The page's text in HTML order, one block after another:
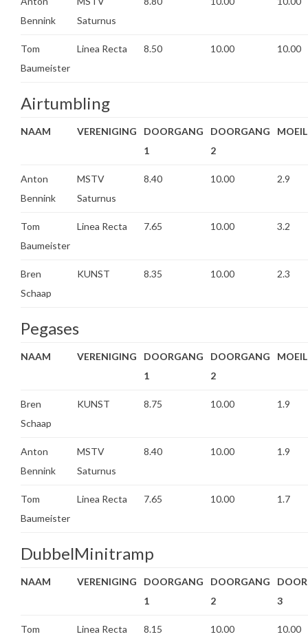
Bennink
Saturnus
Tom
Baumeister
Linea Recta 8.50 10.00 10.00
Airtumbling
NAAM VERENIGING
DOORGANG
1
DOORGANG
2
Anton
Bennink
MSTV
Saturnus
8.40 10.00 2.9
Tom
Baumeister
Linea Recta 7.65 10.00 3.2
Bren
Schaap
KUNST 8.35 10.00 2.3
Pegases
NAAM VERENIGING
DOORGANG
1
DOORGANG
2
Bren
Schaap
KUNST 8.75 10.00 1.9
Anton
Bennink
MSTV
Saturnus
8.40 10.00 1.9
Tom
Baumeister
Linea Recta 7.65 10.00 1.7
DubbelMinitramp
NAAM VERENIGING
DOORGANG
1
DOORGANG
2
3
Tom
Linea Recta 8.15 10.00 10.00